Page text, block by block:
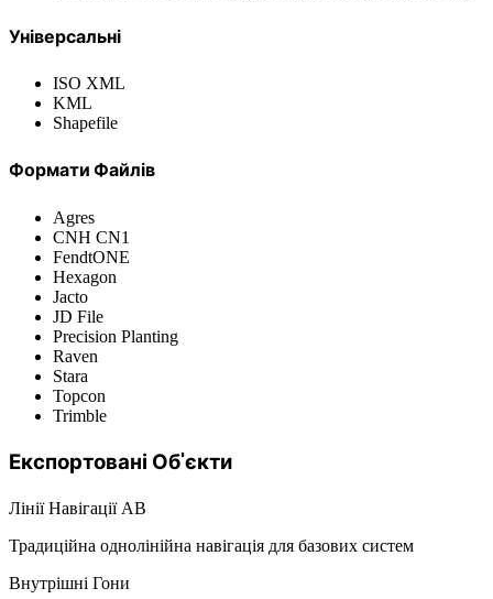
Універсальні
ISO XML
KML
Shapefile
Формати Файлів
Agres
CNH CN1
FendtONE
Hexagon
Jacto
JD File
Precision Planting
Raven
Stara
Topcon
Trimble
Експортовані Об'єкти
Лінії Навігації AB
Традиційна однолінійна навігація для базових систем
Внутрішні Гони